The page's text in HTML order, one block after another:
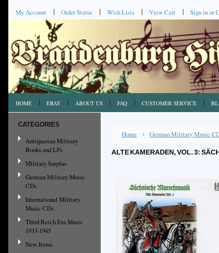
My Account Order Status Wish Lists View Cart Sign inor
HOME EBAY ABOUT US FAQ CUSTOMER SERVICE
CATEGORIES
Antiquarian Military
Books and LPs
Military Surplus
German Military Music
CDs
International Military
Music CDs
Third Reich Era Music
1933-1945
New Items
Home German Military Music
ALTE KAMERADEN, VOL. 3: